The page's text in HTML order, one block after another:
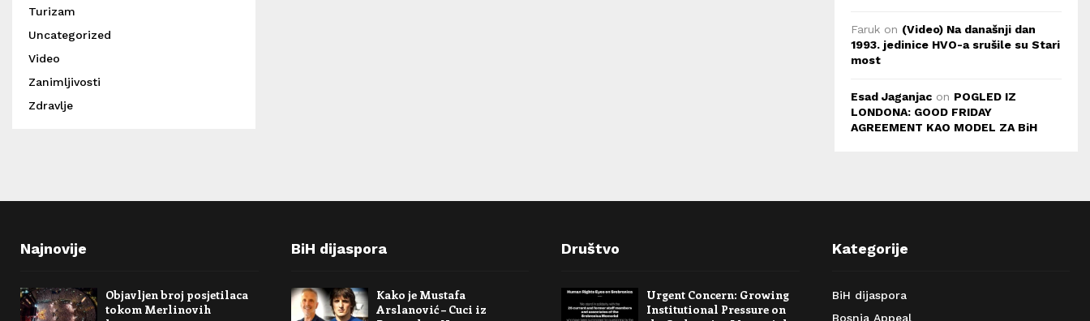
Turizam
Uncategorized
Video
Zanimljivosti
Zdravlje
Faruk on (Video) Na današnji dan
1993. jedinice HVO-a srušile su Stari
most
Esad Jaganjac on POGLED IZ
LONDONA: GOOD FRIDAY
AGREEMENT KAO MODEL ZA BiH
Najnovije
Objavljen broj posjetilaca
tokom Merlinovih
BiH dijaspora
Kako je Mustafa
Arslanović – Cuci iz
Društvo
Urgent Concern: Growing
Institutional Pressure on
Kategorije
BiH dijaspora
Bosnia Appeal